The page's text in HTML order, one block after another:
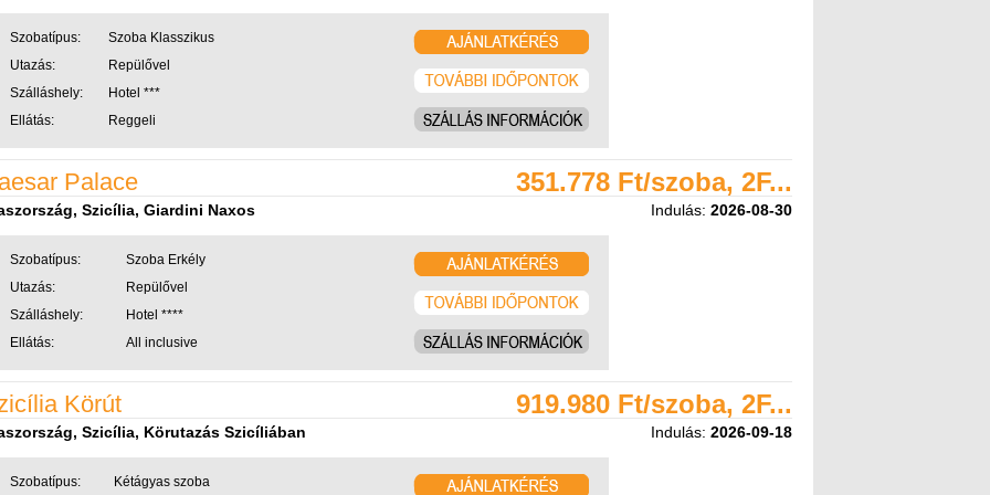
Szobatípus:
Szoba Klasszikus
Utazás:
Repülővel
Szálláshely:
Hotel ***
Ellátás:
Reggeli
Palace 351.778 Ft/szoba, 2F...
Szicília, Giardini Naxos Indulás: 2026-08-30
Szobatípus:
Szoba Erkély
Utazás:
Repülővel
Szálláshely:
Hotel ****
Ellátás:
All inclusive
Körút 919.980 Ft/szoba, 2F...
Szicília, Körutazás Szicíliában Indulás: 2026-09-18
Szobatípus: Kétágyas szoba